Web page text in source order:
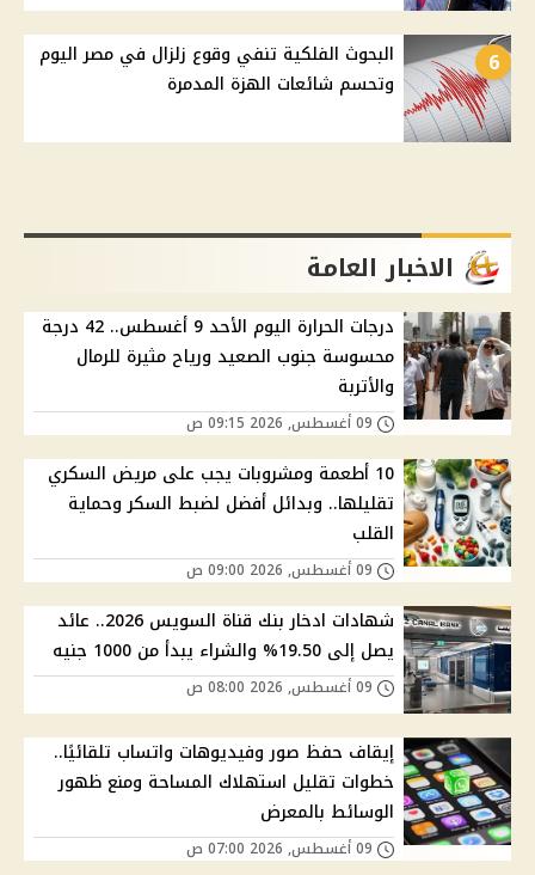
6
البحوث الفلكية تنفي وقوع زلزال في مصر اليوم
وتحسم شائعات الهزة المدمرة
الاخبار العامة
درجات الحرارة اليوم الأحد 9 أغسطس.. 42 درجة
محسوسة جنوب الصعيد ورياح مثيرة للرمال
والأتربة
10 أطعمة ومشروبات يجب على مريض السكري
تقليلها.. وبدائل أفضل لضبط السكر وحماية
القلب
شهادات ادخار بنك قناة السويس 2026.. عائد
يصل إلى 19.50% والشراء يبدأ من 1000 جنيه
إيقاف حفظ صور وفيديوهات واتساب تلقائيًا..
خطوات تقليل استهلاك المساحة ومنع ظهور
الوسائط بالمعرض